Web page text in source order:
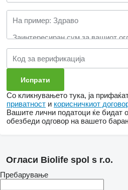
Со кликнувањето тука, ја
приватност и корисничкиот
Вашите лични податоци ќе бидат
обезбеди одговор на вашето
Огласи Biolife spol s r.o.
Пребарување